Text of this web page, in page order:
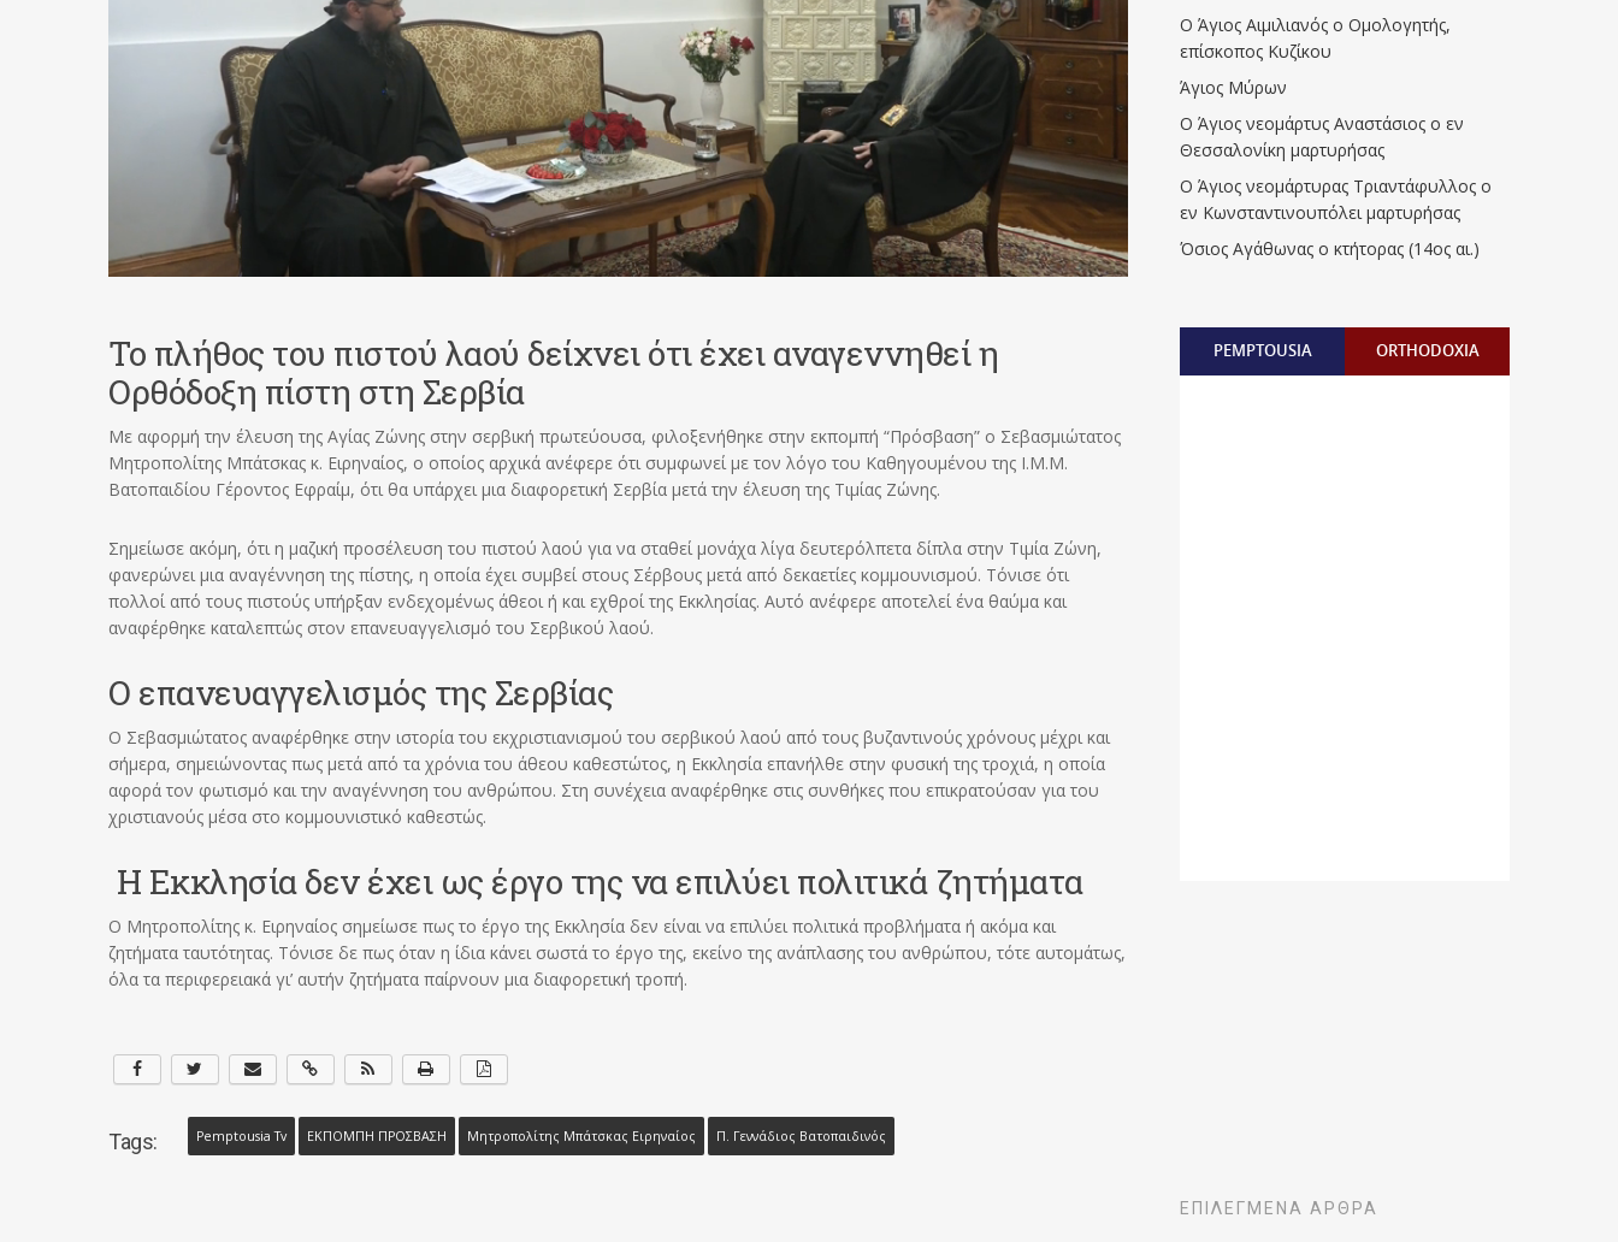
Το πλήθος του πιστού λαού δείχνει ότι έχει αναγεννηθεί η
Ορθόδοξη πίστη στη Σερβία
Με αφορμή την έλευση της Αγίας Ζώνης στην σερβική πρωτεύουσα, φιλοξενήθηκε στην εκπομπή “Πρόσβαση” ο Σεβασμιώτατος
Μητροπολίτης Μπάτσκας κ. Ειρηναίος, ο οποίος αρχικά ανέφερε ότι συμφωνεί με τον λόγο του Καθηγουμένου της Ι.Μ.Μ.
Βατοπαιδίου Γέροντος Εφραίμ, ότι θα υπάρχει μια διαφορετική Σερβία μετά την έλευση της Τιμίας Ζώνης.
Σημείωσε ακόμη, ότι η μαζική προσέλευση του πιστού λαού για να σταθεί μονάχα λίγα δευτερόλπετα δίπλα στην Τιμία Ζώνη,
φανερώνει μια αναγέννηση της πίστης, η οποία έχει συμβεί στους Σέρβους μετά από δεκαετίες κομμουνισμού. Τόνισε ότι
πολλοί από τους πιστούς υπήρξαν ενδεχομένως άθεοι ή και εχθροί της Εκκλησίας. Αυτό ανέφερε αποτελεί ένα θαύμα και
αναφέρθηκε καταλεπτώς στον επανευαγγελισμό του Σερβικού λαού.
Ο επανευαγγελισμός της Σερβίας
Ο Σεβασμιώτατος αναφέρθηκε στην ιστορία του εκχριστιανισμού του σερβικού λαού από τους βυζαντινούς χρόνους μέχρι και
σήμερα, σημειώνοντας πως μετά από τα χρόνια του άθεου καθεστώτος, η Εκκλησία επανήλθε στην φυσική της τροχιά, η οποία
αφορά τον φωτισμό και την αναγέννηση του ανθρώπου. Στη συνέχεια αναφέρθηκε στις συνθήκες που επικρατούσαν για του
χριστιανούς μέσα στο κομμουνιστικό καθεστώς.
Η Εκκλησία δεν έχει ως έργο της να επιλύει πολιτικά ζητήματα
Ο Μητροπολίτης κ. Ειρηναίος σημείωσε πως το έργο της Εκκλησία δεν είναι να επιλύει πολιτικά προβλήματα ή ακόμα και
ζητήματα ταυτότητας. Τόνισε δε πως όταν η ίδια κάνει σωστά το έργο της, εκείνο της ανάπλασης του ανθρώπου, τότε αυτομάτως,
όλα τα περιφερειακά γι’ αυτήν ζητήματα παίρνουν μια διαφορετική τροπή.
Tags: Pemptousia Tv ΕΚΠΟΜΠΗ ΠΡΟΣΒΑΣΗ Μητροπολίτης Μπάτσκας Ειρηναίος Π. Γεννάδιος Βατοπαιδινός
Ο Άγιος Αιμιλιανός ο Ομολογητής,
επίσκοπος Κυζίκου
Άγιος Μύρων
Ο Άγιος νεομάρτυς Αναστάσιος ο εν
Θεσσαλονίκη μαρτυρήσας
Ο Άγιος νεομάρτυρας Τριαντάφυλλος ο
εν Κωνσταντινουπόλει μαρτυρήσας
Όσιος Αγάθωνας ο κτήτορας (14ος αι.)
PEMPTOUSIA ORTHODOXIA
ΕΠΙΛΕΓΜΈΝΑ ΆΡΘΡΑ